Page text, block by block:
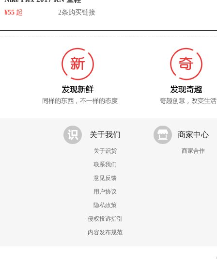
¥55 起 2条购买链接
关于我们
关于识货
联系我们
意见反馈
用户协议
隐私政策
侵权投诉指引
内容发布规范
商家中心
商家合作